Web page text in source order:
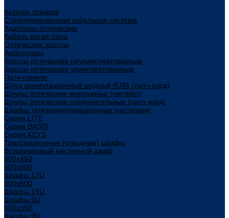
Каталог товаров
Структурированная кабельная система
Адаптеры оптические
Кабель витая пара
Оптические кроссы
Аксессуары
Кроссы оптические неукомплектованные
Кроссы оптические укомплектованные
Патч-панели
Шнур коммутационный медный RJ45 (патч-корд)
Шнуры оптические монтажные (пигтейл)
Шнуры оптические соединительные (патч-корд)
Шкафы телекоммуникационные настенные
Cерия LITE
Cерия BASIS
Cерия KEYS
Трехсекционные (откидные) шкафы
Встраиваемый настенный шкаф
600x450
600x600
Шкафы 12U
600x600
Шкафы 15U
Шкафы 6U
600x350
Шкафы 9U